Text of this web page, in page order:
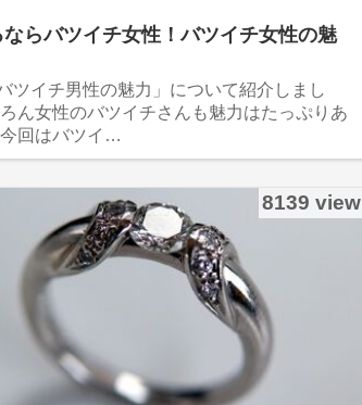
らバツイチ女性！バツイチ女性の魅
ツイチ男性の魅力」について紹介しまし
ん女性のバツイチさんも魅力はたっぷりあ
回はバツイ…
8139 view